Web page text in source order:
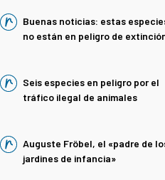
Buenas noticias: estas
no están en peligro de
Seis especies en peligro por el
tráfico ilegal de animales
Auguste Fröbel, el «padre de
jardines de infancia»